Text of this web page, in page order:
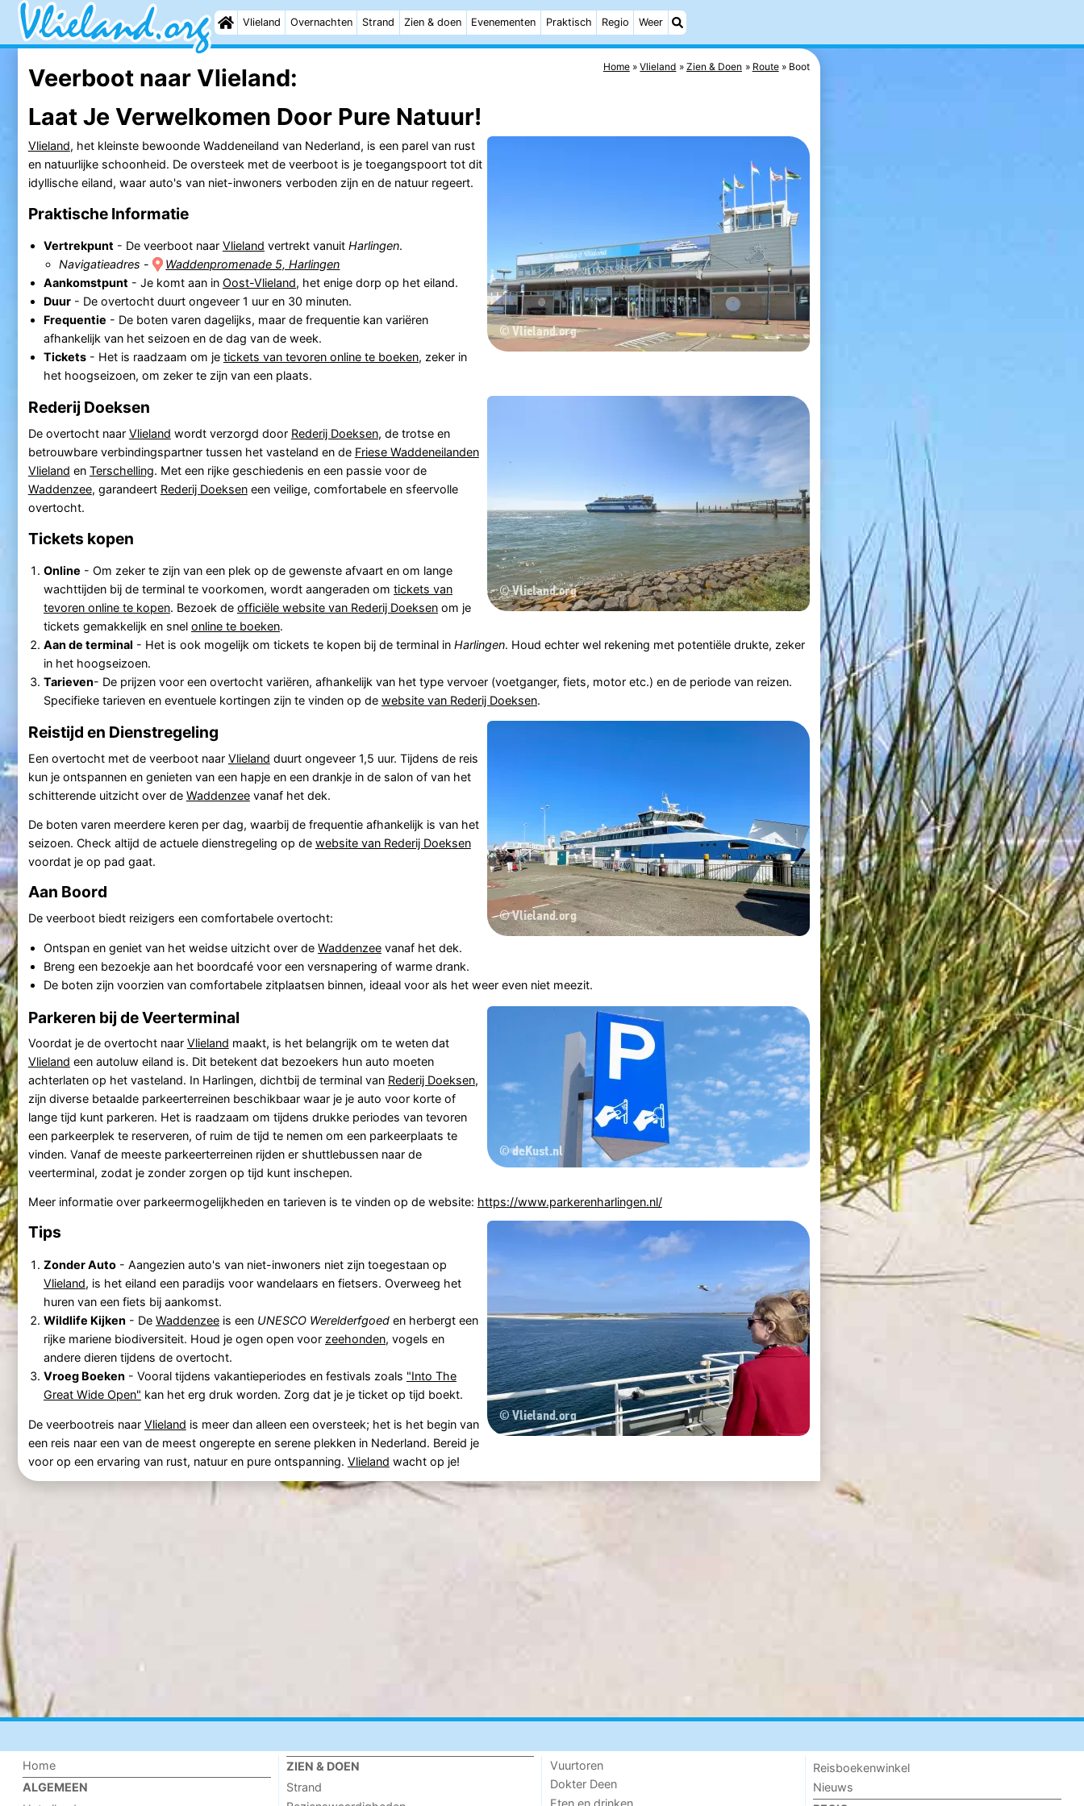
Vlieland Overnachten Strand Zien & doen Evenementen Praktisch Regio Weer
Home Vlieland Zien & Doen Route Boot
Veerboot naar Vlieland:
Laat Je Verwelkomen Door Pure Natuur!
Vlieland, het kleinste bewoonde Waddeneiland van Nederland, is een parel van rust
en natuurlijke schoonheid. De oversteek met de veerboot is je toegangspoort tot dit
idyllische eiland, waar auto's van niet-inwoners verboden zijn en de natuur regeert.
Praktische Informatie
Vertrekpunt - De veerboot naar Vlieland vertrekt vanuit Harlingen.
Navigatieadres -
Waddenpromenade 5, Harlingen
Aankomstpunt - Je komt aan in Oost-Vlieland, het enige dorp op het eiland.
Duur- De overtocht duurt ongeveer 1 uur en 30 minuten.
Frequentie - De boten varen dagelijks, maar de frequentie kan variëren
afhankelijk van het seizoen en de dag van de week.
Tickets- Het is raadzaam om je tickets van tevoren online te boeken, zeker in
het hoogseizoen, om zeker te zijn van een plaats.
Rederij Doeksen
De overtocht naar Vlieland wordt verzorgd door Rederij Doeksen, de trotse en
betrouwbare verbindingspartner tussen het vasteland en de Friese Waddeneilanden
Vlieland en Terschelling. Met een rijke geschiedenis en een passie voor de
Waddenzee, garandeert Rederij Doekseneen veilige, comfortabele en sfeervolle
overtocht.
Tickets kopen
Online - Om zeker te zijn van een plek op de gewenste afvaart en om lange
wachttijden bij de terminal te voorkomen, wordt aangeraden om tickets van
tevoren online te kopen. Bezoek de officiële website van Rederij Doeksenom je
tickets gemakkelijk en snel online te boeken.
Aan de terminal - Het is ook mogelijk om tickets te kopen bij de terminal in Harlingen. Houd echter wel rekening met potentiële drukte, zeker
in het hoogseizoen.
Tarieven- De prijzen voor een overtocht variëren, afhankelijk van het type vervoer (voetganger, fiets, motor etc.) en de periode van reizen.
Specifieke tarieven en eventuele kortingen zijn te vinden op de website van Rederij Doeksen.
Reistijd en Dienstregeling
Een overtocht met de veerboot naar Vlieland duurt ongeveer 1,5 uur. Tijdens de reis
kun je ontspannen en genieten van een hapje en een drankje in de salon of van het
schitterende uitzicht over de Waddenzeevanaf het dek.
De boten varen meerdere keren per dag, waarbij de frequentie afhankelijk is van het
seizoen. Check altijd de actuele dienstregeling op de website van Rederij Doeksen
voordat je op pad gaat.
Aan Boord
De veerboot biedt reizigers een comfortabele overtocht:
Ontspan en geniet van het weidse uitzicht over de Waddenzeevanaf het dek.
Breng een bezoekje aan het boordcafé voor een versnapering of warme drank.
De boten zijn voorzien van comfortabele zitplaatsen binnen, ideaal voor als het weer even niet meezit.
Parkeren bij de Veerterminal
Voordat je de overtocht naar Vlieland maakt, is het belangrijk om te weten dat
Vlieland een autoluw eiland is. Dit betekent dat bezoekers hun auto moeten
achterlaten op het vasteland. In Harlingen, dichtbij de terminal van Rederij Doeksen,
zijn diverse betaalde parkeerterreinen beschikbaar waar je je auto voor korte of
lange tijd kunt parkeren. Het is raadzaam om tijdens drukke periodes van tevoren
een parkeerplek te reserveren, of ruim de tijd te nemen om een parkeerplaats te
vinden. Vanaf de meeste parkeerterreinen rijden er shuttlebussen naar de
veerterminal, zodat je zonder zorgen op tijd kunt inschepen.
Meer informatie over parkeermogelijkheden en tarieven is te vinden op de website: https://www.parkerenharlingen.nl/
Tips
Zonder Auto- Aangezien auto's van niet-inwoners niet zijn toegestaan op
Vlieland, is het eiland een paradijs voor wandelaars en fietsers. Overweeg het
huren van een fiets bij aankomst.
Wildlife Kijken - De Waddenzeeis een UNESCO Werelderfgoeden herbergt een
rijke mariene biodiversiteit. Houd je ogen open voor zeehonden, vogels en
andere dieren tijdens de overtocht.
Vroeg Boeken - Vooral tijdens vakantieperiodes en festivals zoals "Into The
Great Wide Open" kan het erg druk worden. Zorg dat je je ticket op tijd boekt.
De veerbootreis naar Vlieland is meer dan alleen een oversteek; het is het begin van
een reis naar een van de meest ongerepte en serene plekken in Nederland. Bereid je
voor op een ervaring van rust, natuur en pure ontspanning. Vlieland wacht op je!
Home
ALGEMEEN
ZIEN & DOEN
Strand
Vuurtoren
Dokter Deen
Eten en drinken
Reisboekenwinkel
Nieuws